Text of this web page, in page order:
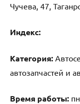
Чучева, 47,
Индекс:
Категория:
автозапчастей и
Время работы: